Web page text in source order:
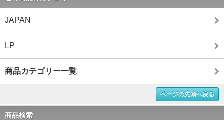
JAPAN
LP
商品カテゴリー一覧
ページの先頭へ戻る
商品検索